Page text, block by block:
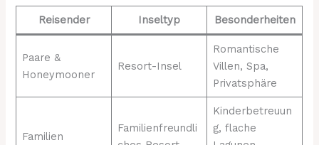
Reisender Inseltyp Besonderheiten
Paare &
Honeymooner
Resort-Insel
Romantische
Villen, Spa,
Privatsphäre
Familien
Familienfreundli
Kinderbetreuun
g, flache